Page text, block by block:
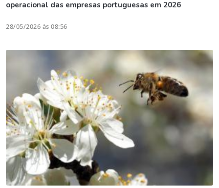
operacional das empresas portuguesas em 2026
28/05/2026 às 08:56